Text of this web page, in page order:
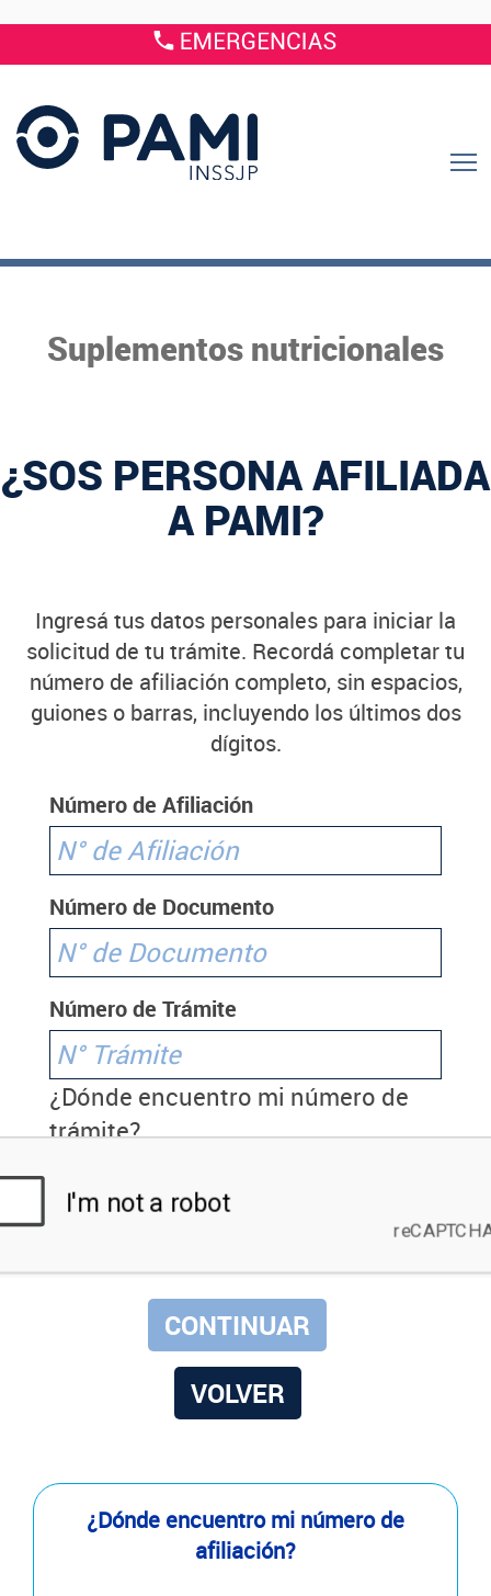
Suplementos nutricionales
¿SOS PERSONA AFILIADA
A PAMI?
Ingresá tus datos personales para iniciar la
solicitud de tu trámite. Recordá completar tu
número de afiliación completo, sin espacios,
guiones o barras, incluyendo los últimos dos
dígitos.
Número de Afiliación
Número de Documento
Número de Trámite
¿Dónde encuentro mi número de
trámite?
VOLVER
¿Dónde encuentro mi número de
afiliación?